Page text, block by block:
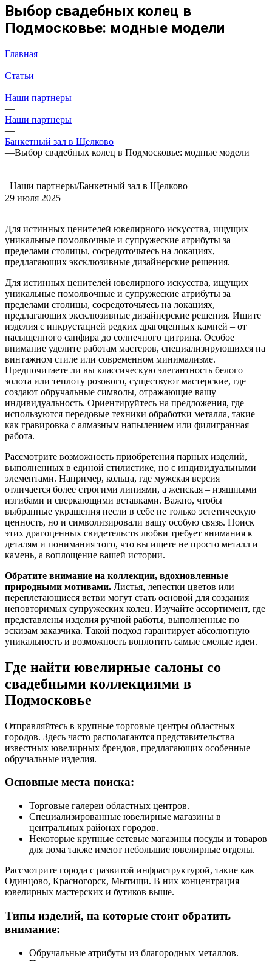
Выбор свадебных колец в
Подмосковье: модные модели
Главная
—
Статьи
—
Наши партнеры
—
Наши партнеры
—
Банкетный зал в Щелково
—Выбор свадебных колец в Подмосковье: модные модели
Наши партнеры/Банкетный зал в Щелково
29 июля 2025
Для истинных ценителей ювелирного искусства, ищущих
уникальные помолвочные и супружеские атрибуты за
пределами столицы, сосредоточьтесь на локациях,
предлагающих эксклюзивные дизайнерские решения.
Для истинных ценителей ювелирного искусства, ищущих
уникальные помолвочные и супружеские атрибуты за
пределами столицы, сосредоточьтесь на локациях,
предлагающих эксклюзивные дизайнерские решения. Ищите
изделия с инкрустацией редких драгоценных камней – от
насыщенного сапфира до солнечного цитрина. Особое
внимание уделите работам мастеров, специализирующихся на
винтажном стиле или современном минимализме.
Предпочитаете ли вы классическую элегантность белого
золота или теплоту розового, существуют мастерские, где
создают обручальные символы, отражающие вашу
индивидуальность. Ориентируйтесь на предложения, где
используются передовые техники обработки металла, такие
как гравировка с алмазным напылением или филигранная
работа.
Рассмотрите возможность приобретения парных изделий,
выполненных в единой стилистике, но с индивидуальными
элементами. Например, кольца, где мужская версия
отличается более строгими линиями, а женская – изящными
изгибами и сверкающими вставками. Важно, чтобы
выбранные украшения несли в себе не только эстетическую
ценность, но и символизировали вашу особую связь. Поиск
этих драгоценных свидетельств любви требует внимания к
деталям и понимания того, что вы ищете не просто металл и
камень, а воплощение вашей истории.
Обратите внимание на коллекции, вдохновленные
природными мотивами. Листья, лепестки цветов или
переплетающиеся ветви могут стать основой для создания
неповторимых супружеских колец. Изучайте ассортимент, где
представлены изделия ручной работы, выполненные по
эскизам заказчика. Такой подход гарантирует абсолютную
уникальность и возможность воплотить самые смелые идеи.
Где найти ювелирные салоны со
свадебными коллекциями в
Подмосковье
Отправляйтесь в крупные торговые центры областных
городов. Здесь часто располагаются представительства
известных ювелирных брендов, предлагающих особенные
обручальные изделия.
Основные места поиска:
Торговые галереи областных центров.
Специализированные ювелирные магазины в
центральных районах городов.
Некоторые крупные сетевые магазины посуды и товаров
для дома также имеют небольшие ювелирные отделы.
Рассмотрите города с развитой инфраструктурой, такие как
Одинцово, Красногорск, Мытищи. В них концентрация
ювелирных мастерских и бутиков выше.
Типы изделий, на которые стоит обратить
внимание:
Обручальные атрибуты из благородных металлов.